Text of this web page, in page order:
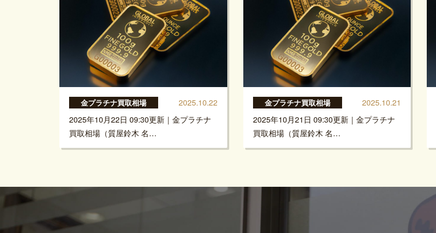
金プラチナ買取相場
2025.10.22
2025年10月22日 09:30更新｜金プラチナ
買取相場（質屋鈴木 名…
金プラチナ買取相場
2025.10.21
2025年10月21日 09:30更新｜金プラチナ
買取相場（質屋鈴木 名…